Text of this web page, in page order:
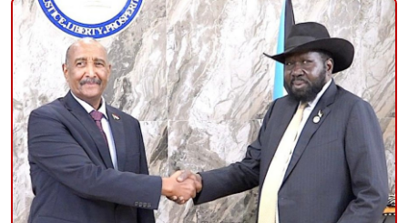
منوعات
حوادث وقضايا
عالمية